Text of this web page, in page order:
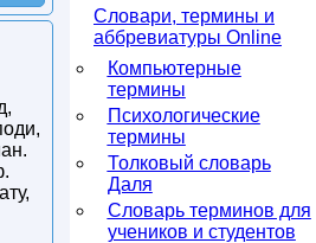
Словари, термины и
аббревиатуры Online
Компьютерные
термины
Психологические
термины
Толковый словарь
Даля
Словарь терминов для
учеников и студентов